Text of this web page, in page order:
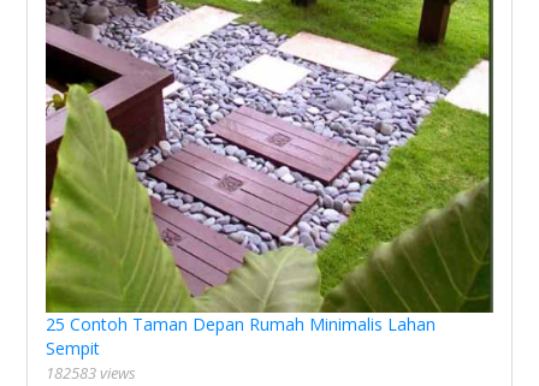
25 Contoh Taman Depan Rumah Minimalis Lahan
Sempit
182583 views